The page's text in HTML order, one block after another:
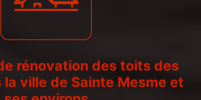
rénovation des toits des
la ville de Sainte Mesme et